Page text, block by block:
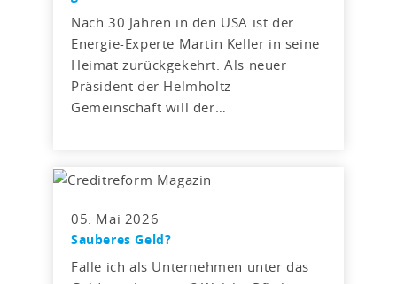
Nach 30 Jahren in den USA ist der
Energie-Experte Martin Keller in seine
Heimat zurückgekehrt. Als neuer
Präsident der Helmholtz-
Gemeinschaft will der…
05. Mai 2026
Sauberes Geld?
Falle ich als Unternehmen unter das